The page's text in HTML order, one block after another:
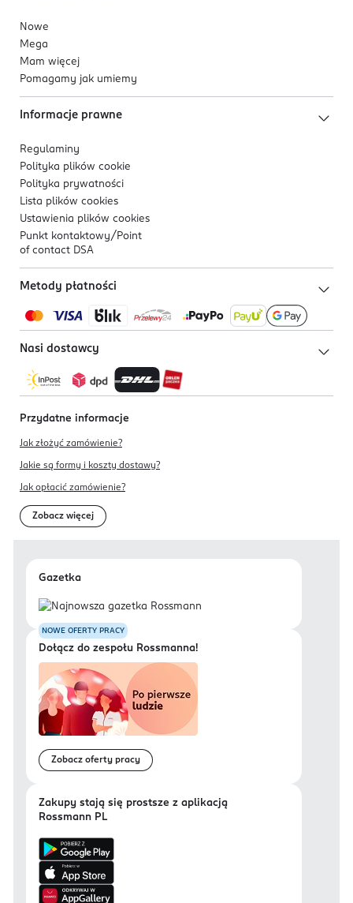
Nowe
Mega
Mam więcej
Pomagamy jak umiemy
Informacje prawne
Regulaminy
Polityka plików cookie
Polityka prywatności
Lista plików cookies
Ustawienia plików cookies
Punkt kontaktowy/ Point
of contact DSA
Metody płatności
Nasi dostawcy
Przydatne informacje
Jak złożyć zamówienie?
Jakie są formy i koszty dostawy?
Jak opłacić zamówienie?
Zobacz więcej
Gazetka
NOWE OFERTY PRACY
Dołącz do zespołu Rossmanna!
Zobacz oferty pracy
Zakupy stają się prostsze z aplikacją
Rossmann PL